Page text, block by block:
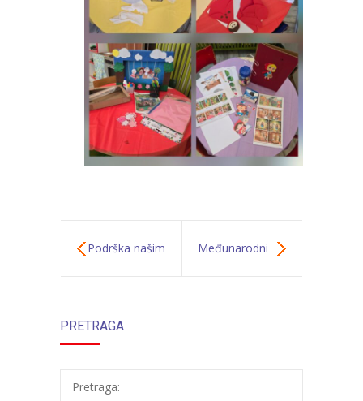
Podrška našim
“Jelenko”
Međunarodni
PRETRAGA
Pretraga: